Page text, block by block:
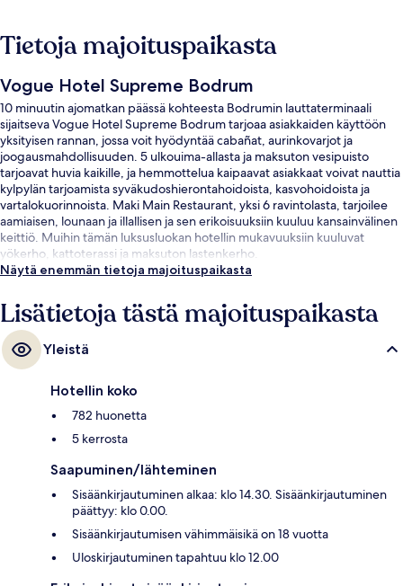
Tietoja majoituspaikasta
Vogue Hotel Supreme Bodrum
10 minuutin ajomatkan päässä kohteesta Bodrumin lauttaterminaali
sijaitseva Vogue Hotel Supreme Bodrum tarjoaa asiakkaiden käyttöön
yksityisen rannan, jossa voit hyödyntää cabañat, aurinkovarjot ja
joogausmahdollisuuden. 5 ulkouima-allasta ja maksuton vesipuisto
tarjoavat huvia kaikille, ja hemmottelua kaipaavat asiakkaat voivat nauttia
kylpylän tarjoamista syväkudoshierontahoidoista, kasvohoidoista ja
vartalokuorinnoista. Maki Main Restaurant, yksi 6 ravintolasta, tarjoilee
aamiaisen, lounaan ja illallisen ja sen erikoisuuksiin kuuluu kansainvälinen
keittiö. Muihin tämän luksusluokan hotellin mukavuuksiin kuuluvat
yökerho, kattoterassi ja maksuton lastenkerho.
Näytä enemmän tietoja majoituspaikasta
Lisätietoja tästä majoituspaikasta
Yleistä
Hotellin koko
782 huonetta
5 kerrosta
Saapuminen/lähteminen
Sisäänkirjautuminen alkaa: klo 14.30. Sisäänkirjautuminen
päättyy: klo 0.00.
Sisäänkirjautumisen vähimmäisikä on 18 vuotta
Uloskirjautuminen tapahtuu klo 12.00